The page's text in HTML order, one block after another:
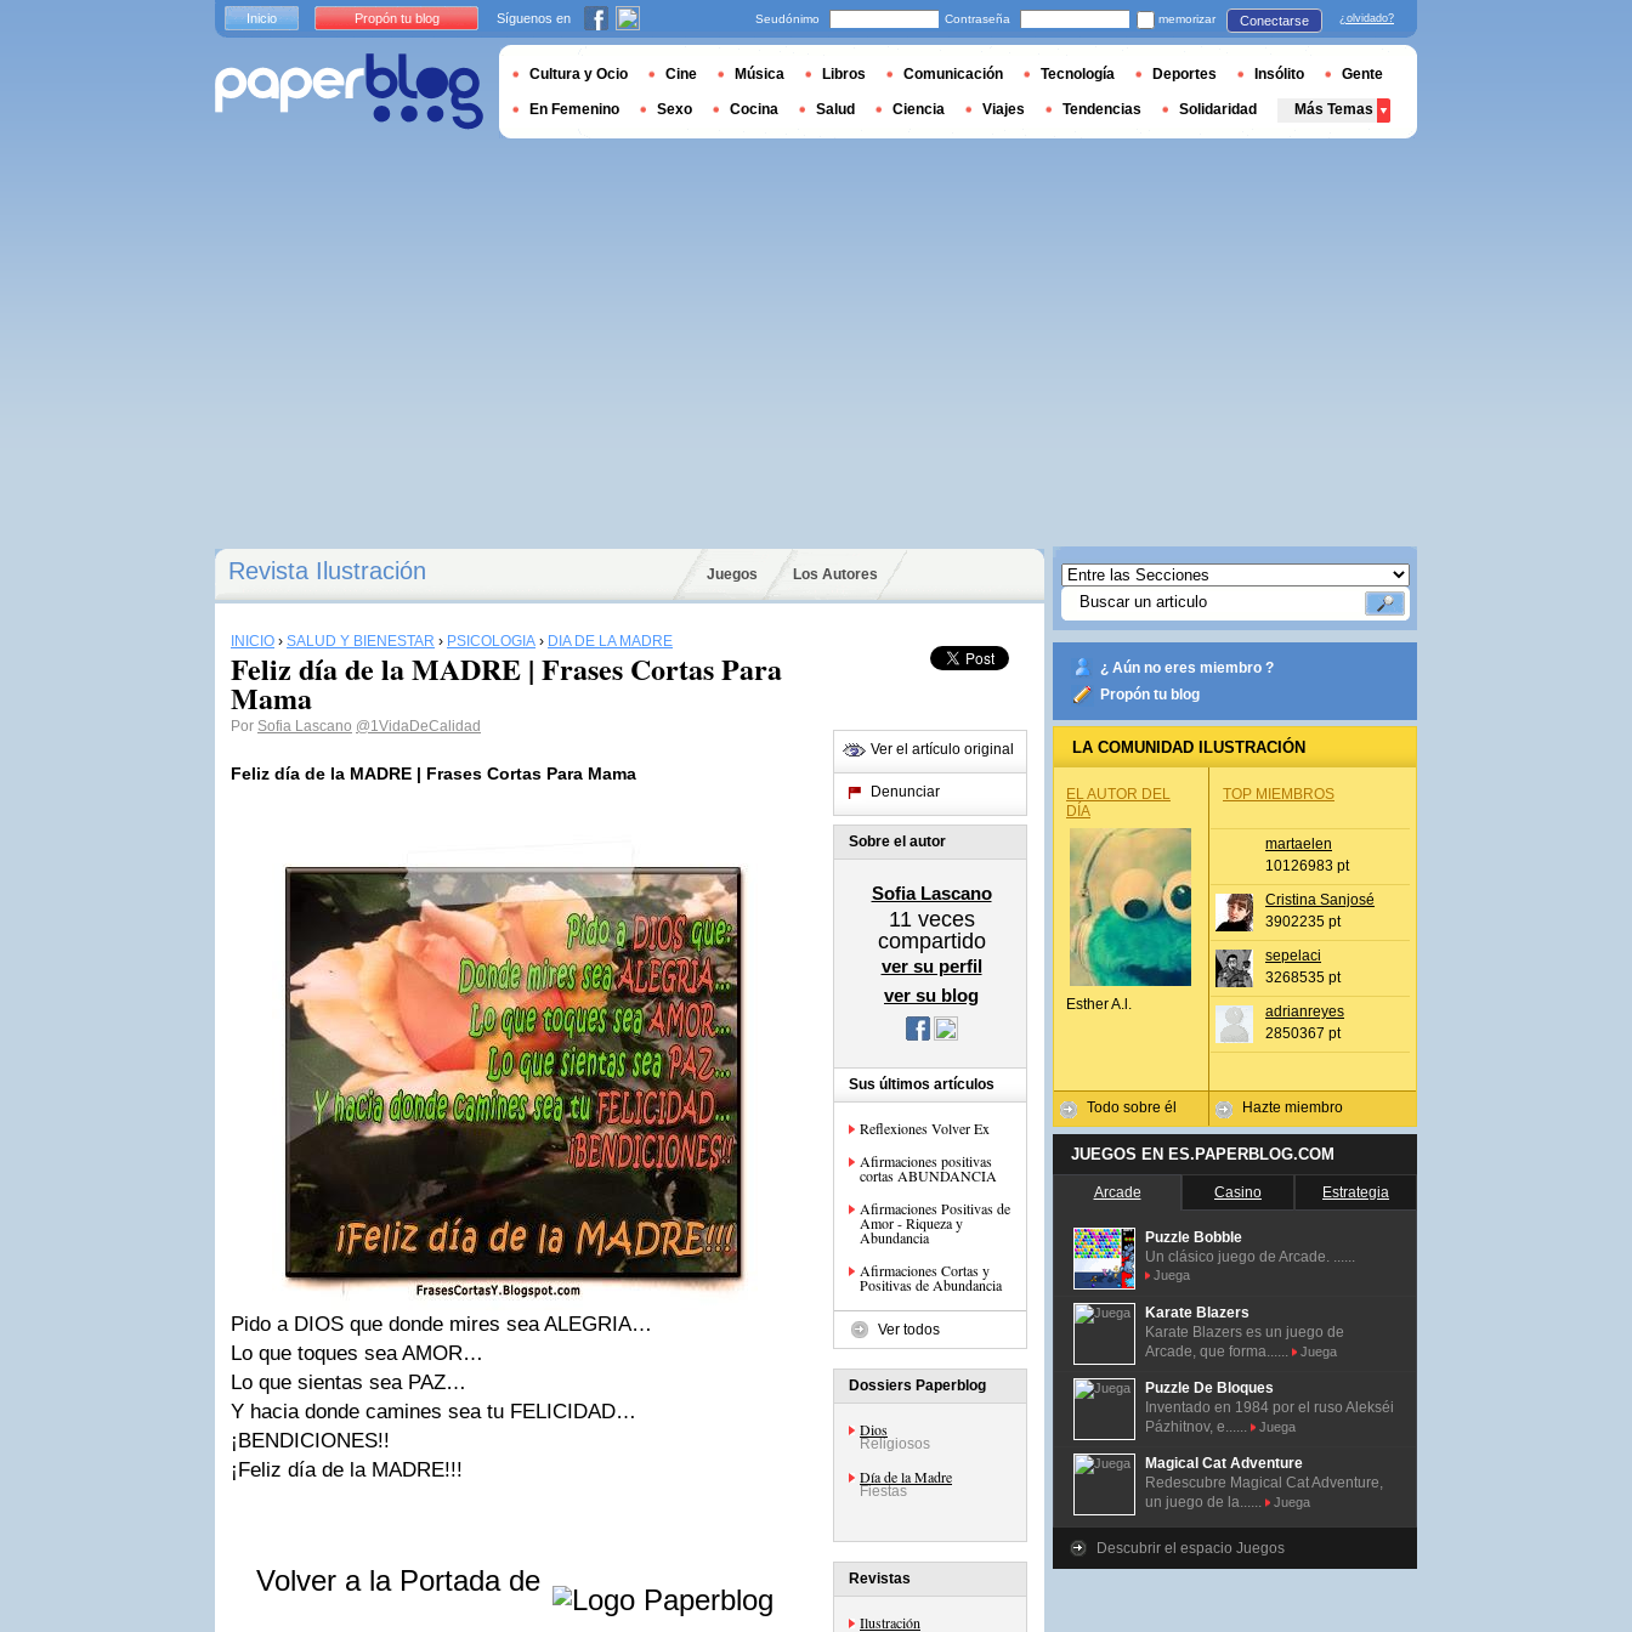
Revista Ilustración Juegos Los Autores
INICIO › SALUD Y BIENESTAR › PSICOLOGÍA › DÍA DE LA MADRE
Feliz día de la MADRE | Frases Cortas Para
Mama
Por Sofia Lascano @1VidaDeCalidad
Feliz día de la MADRE | Frases Cortas Para Mama
Pido a DIOS que donde mires sea ALEGRIA…
Lo que toques sea AMOR…
Lo que sientas sea PAZ…
Y hacia donde camines sea tu FELICIDAD…
¡BENDICIONES!!
¡Feliz día de la MADRE!!!
Volver a la Portada de
Ver el artículo original
Denunciar
Sobre el autor
Sofia Lascano
11veces
compartido
ver su perfil
ver su blog
Sus últimos artículos
Reflexiones Volver Ex
Afirmaciones positivas
cortas ABUNDANCIA
Afirmaciones Positivas de
Amor - Riqueza y
Abundancia
Afirmaciones Cortas y
Positivas de Abundancia
Ver todos
Dossiers Paperblog
Dios
Religiosos
Día de la Madre
Fiestas
Revistas
Ilustración
¿ Aún no eres miembro ?
Propón tu blog
LA COMUNIDAD ILUSTRACIÓN
EL AUTOR DEL
DÍA
Esther A.l.
Todo sobre él
TOP MIEMBROS
martaelen
10126983 pt
Cristina Sanjosé
3902235 pt
sepelaci
3268535 pt
adrianreyes
2850367 pt
Hazte miembro
JUEGOS EN ES.PAPERBLOG.COM
Arcade Casino Estrategia
Puzzle Bobble
Un clásico juego de Arcade. ......
Juega
Karate Blazers
Karate Blazers es un juego de
Arcade, que forma......
Juega
Puzzle De Bloques
Inventado en 1984 por el ruso Alekséi
Pázhitnov, e......
Juega
Magical Cat Adventure
Redescubre Magical Cat Adventure,
un juego de la......
Juega
Descubrir el espacio Juegos
Inicio Propón tu blog Síguenos en Seudónimo Contraseña memorizar Conectarse ¿olvidado?
Cultura y Ocio Cine Música Libros Comunicación Tecnología Deportes Insólito Gente
En Femenino Sexo Cocina Salud Ciencia Viajes Tendencias Solidaridad Más Temas